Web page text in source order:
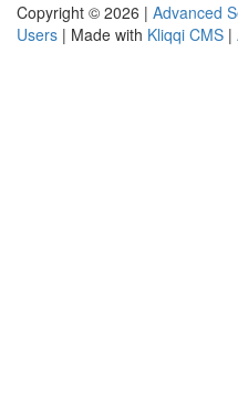
Copyright © 2026 | Advanced
Users | Made with Kliqqi CMS |